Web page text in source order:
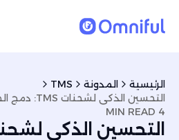
الرئيسية المدونة
TMS
4 MIN READ